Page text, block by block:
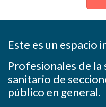
Este es un
Profesionales de
sanitario de
público en general.